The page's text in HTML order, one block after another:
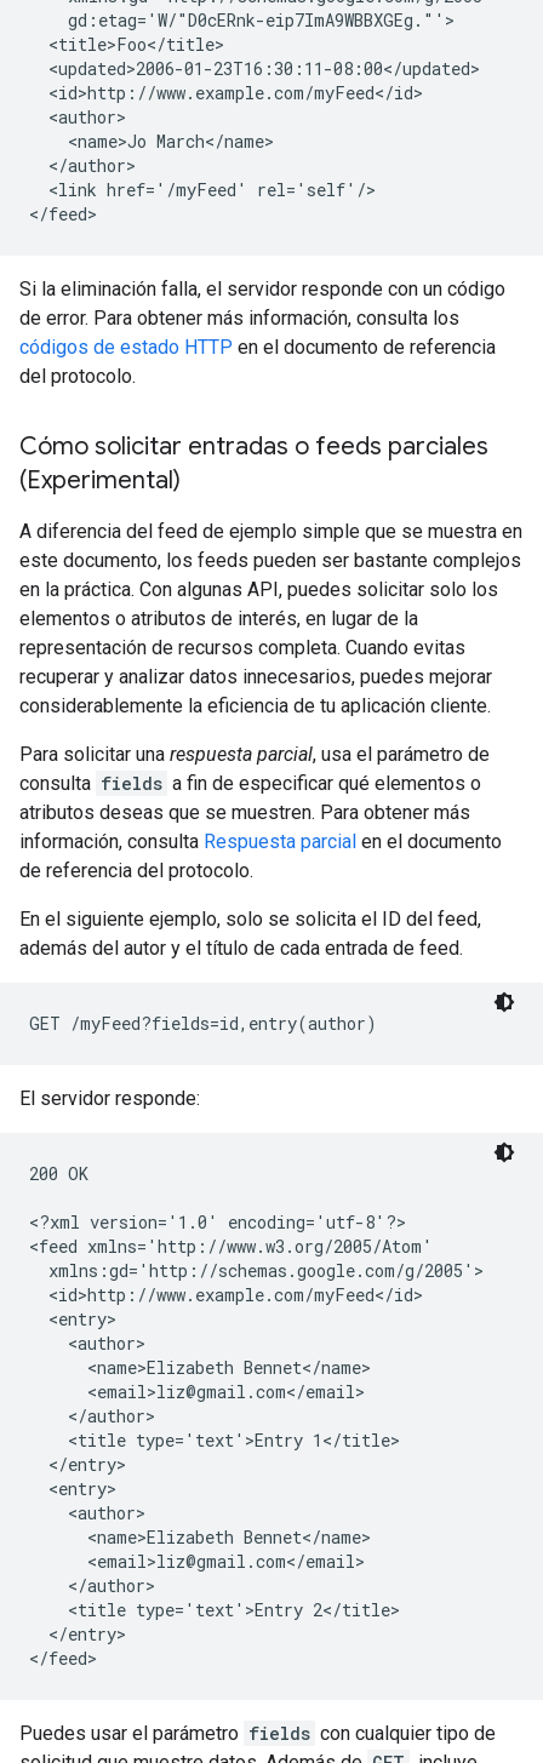
    gd:etag='W/"D0cERnk-eip7ImA9WBBXGEg."'>
  <title>Foo</title>
  <updated>2006-01-23T16:30:11-08:00</updated>
  <id>http://www.example.com/myFeed</id>
  <author>
    <name>Jo March</name>
  </author>
  <link href='/myFeed' rel='self'/>
Si la eliminación falla, el servidor responde con un código
de error. Para obtener más información, consulta los
códigos de estado HTTP en el documento de referencia
del protocolo.
Cómo solicitar entradas o feeds parciales
(Experimental)
A diferencia del feed de ejemplo simple que se muestra en
este documento, los feeds pueden ser bastante complejos
en la práctica. Con algunas API, puedes solicitar solo los
elementos o atributos de interés, en lugar de la
representación de recursos completa. Cuando evitas
recuperar y analizar datos innecesarios, puedes mejorar
considerablemente la eficiencia de tu aplicación cliente.
Para solicitar una respuesta parcial, usa el parámetro de
consulta fields a fin de especificar qué elementos o
atributos deseas que se muestren. Para obtener más
información, consulta Respuesta parcial en el documento
de referencia del protocolo.
En el siguiente ejemplo, solo se solicita el ID del feed,
además del autor y el título de cada entrada de feed.
GET /myFeed?fields=id,entry(author)
El servidor responde:
200 OK
<?xml version='1.0' encoding='utf-8'?>
<feed xmlns='http://www.w3.org/2005/Atom'
  xmlns:gd='http://schemas.google.com/g/2005'>
  <id>http://www.example.com/myFeed</id>
  <entry>
    <author>
      <name>Elizabeth Bennet</name>
      <email>liz@gmail.com</email>
    </author>
    <title type='text'>Entry 1</title>
  </entry>
  <entry>
    <author>
      <name>Elizabeth Bennet</name>
      <email>liz@gmail.com</email>
    </author>
    <title type='text'>Entry 2</title>
  </entry>
Puedes usar el parámetro fields con cualquier tipo de